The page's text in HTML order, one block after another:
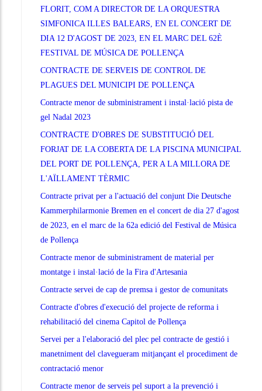
FLORIT, COM A DIRECTOR DE LA ORQUESTRA
SIMFONICA ILLES BALEARS, EN EL CONCERT DE
DIA 12 D'AGOST DE 2023, EN EL MARC DEL 62È
FESTIVAL DE MÚSICA DE POLLENÇA
CONTRACTE DE SERVEIS DE CONTROL DE
PLAGUES DEL MUNICIPI DE POLLENÇA
Contracte menor de subministrament i instal·lació pista de
gel Nadal 2023
CONTRACTE D'OBRES DE SUBSTITUCIÓ DEL
FORJAT DE LA COBERTA DE LA PISCINA MUNICIPAL
DEL PORT DE POLLENÇA, PER A LA MILLORA DE
L'AÏLLAMENT TÈRMIC
Contracte privat per a l'actuació del conjunt Die Deutsche
Kammerphilarmonie Bremen en el concert de dia 27 d'agost
de 2023, en el marc de la 62a edició del Festival de Música
de Pollença
Contracte menor de subministrament de material per
montatge i instal·lació de la Fira d'Artesania
Contracte servei de cap de premsa i gestor de comunitats
Contracte d'obres d'execució del projecte de reforma i
rehabilitació del cinema Capitol de Pollença
Servei per a l'elaboració del plec pel contracte de gestió i
manetniment del clavegueram mitjançant el procediment de
contractació menor
Contracte menor de serveis pel suport a la prevenció i